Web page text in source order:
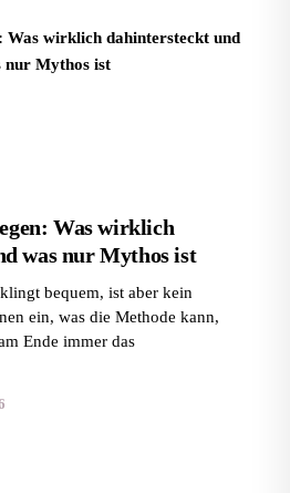
Was wirklich dahintersteckt und
nur Mythos ist
Was wirklich
was nur Mythos ist
bequem, ist aber kein
ein, was die Methode kann,
Ende immer das